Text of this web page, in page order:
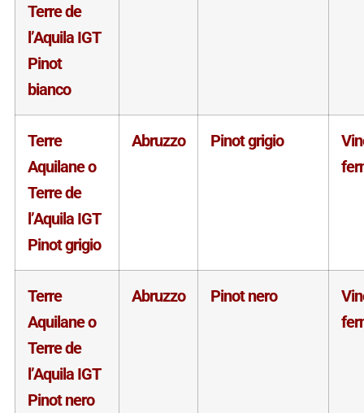
Terre de
l’Aquila IGT
Pinot
bianco
Terre
Aquilane o
Terre de
l’Aquila IGT
Pinot grigio
Abruzzo Pinot grigio
Terre
Aquilane o
Terre de
l’Aquila IGT
Pinot nero
Abruzzo Pinot nero